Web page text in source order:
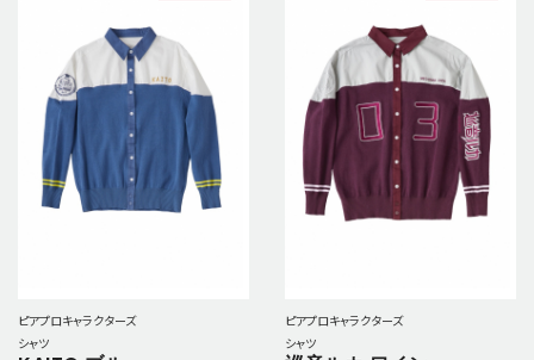
ピアプロキャラクターズ
シャツ
ピアプロキャラクターズ
シャツ